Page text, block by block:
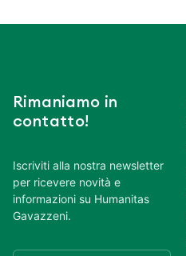
Rimaniamo in
contatto!
Iscriviti alla nostra newsletter
per ricevere novità e
informazioni su Humanitas
Gavazzeni.